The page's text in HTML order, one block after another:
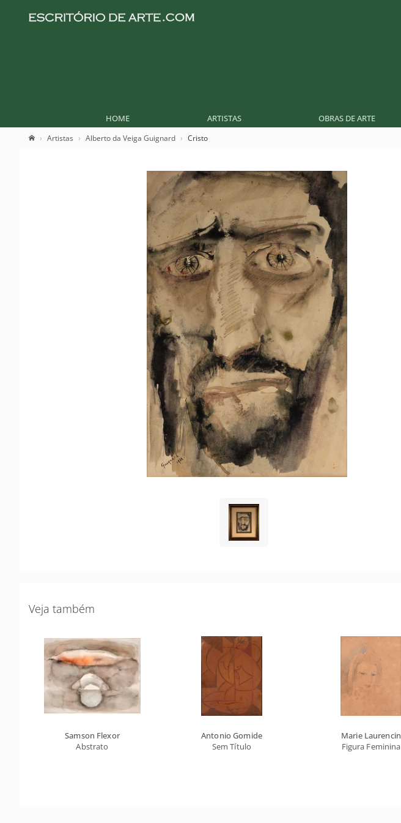
HOME ARTISTAS OBRAS DE ARTE
Artistas Alberto da Veiga Guignard Cristo
Veja também
Samson Flexor
Abstrato
Antonio Gomide
Sem Título
Marie Laurencin
Figura Feminina